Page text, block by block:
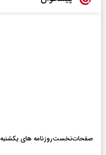
صفحات‌نخست‌روزنامه ها‌ی یکشنبه ۱۸ مردادماه